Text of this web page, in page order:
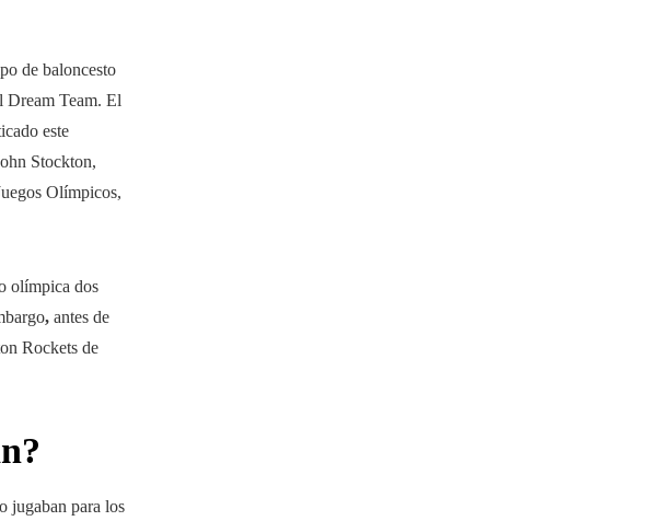
de baloncesto
Dream Team. El
este
Stockton,
Olímpicos,
olímpica dos
, antes de
Rockets de
jugaban para los